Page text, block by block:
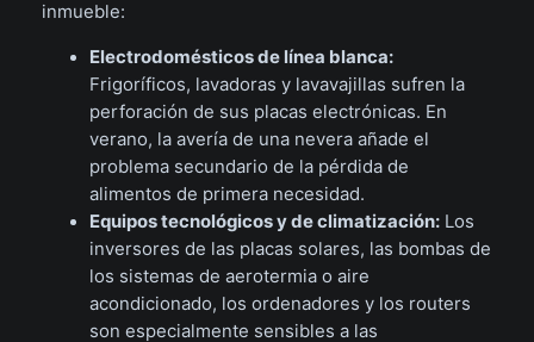
inmueble:
Electrodomésticos de línea blanca:
Frigoríficos, lavadoras y lavavajillas sufren la
perforación de sus placas electrónicas. En
verano, la avería de una nevera añade el
problema secundario de la pérdida de
alimentos de primera necesidad.
Equipos tecnológicos y de climatización:Los
inversores de las placas solares, las bombas de
los sistemas de aerotermia o aire
acondicionado, los ordenadores y los routers
son especialmente sensibles a las